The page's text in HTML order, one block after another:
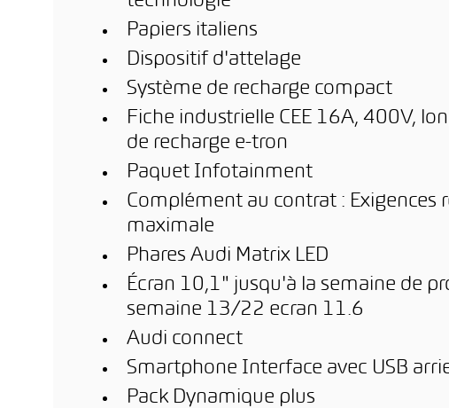
Papiers italiens
Dispositif d'attelage
Système de recharge compact
Fiche industrielle CEE 16A, 400V,
de recharge e-tron
Paquet Infotainment
Complément au contrat : Exigences
maximale
Phares Audi Matrix LED
Écran 10,1" jusqu'à la semaine de
semaine 13/22 ecran 11.6
Audi connect
Smartphone Interface avec USB
Pack Dynamique plus